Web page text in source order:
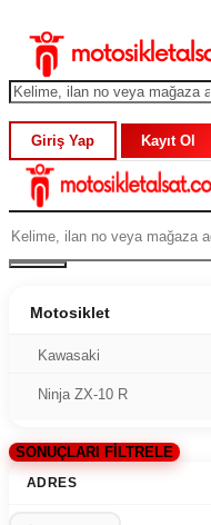
Giriş Yap Kayıt Ol
Motosiklet
Kawasaki
Ninja ZX-10 R
SONUÇLARI FİLTRELE
ADRES